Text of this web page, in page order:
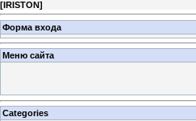
[IRISTON]
Форма входа
Меню сайта
Categories